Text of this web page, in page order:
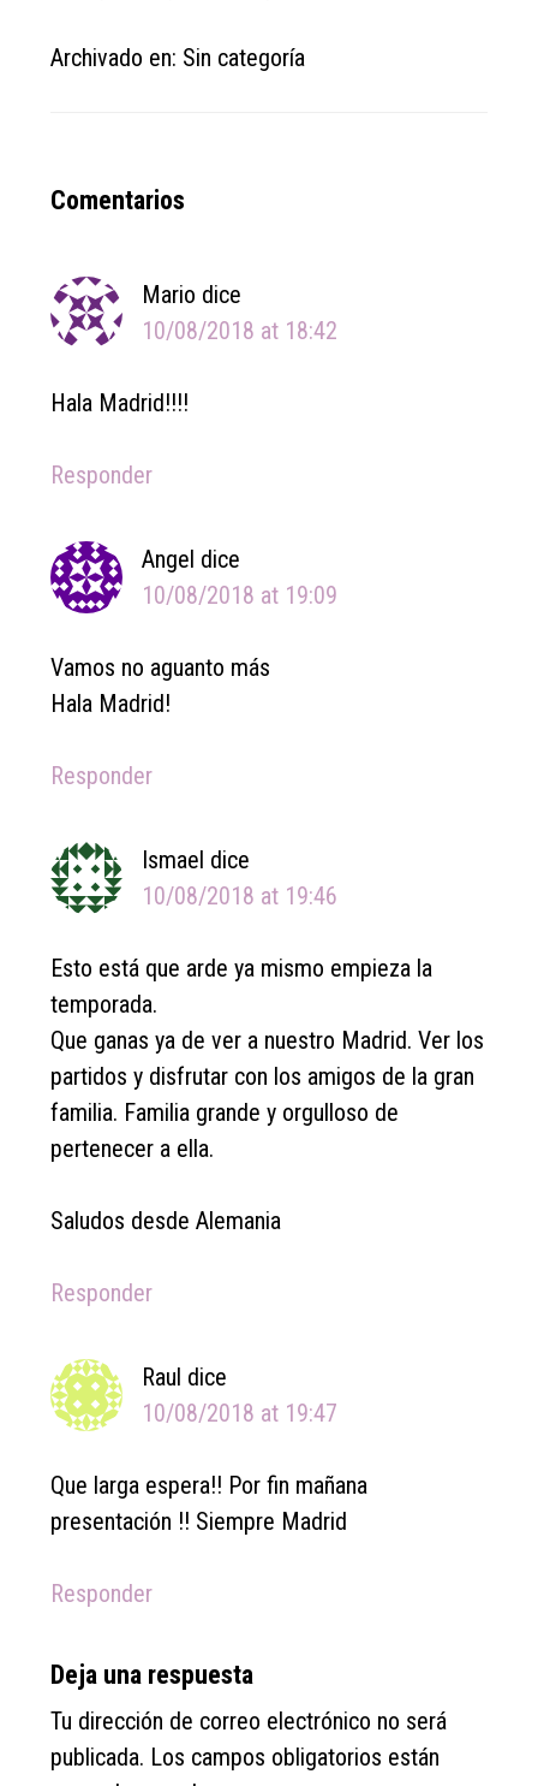
Archivado en: Sin categoría
Reader
Comentarios
Mario dice
10/08/2018 at 18:42
Hala Madrid!!!!
Responder
Angel dice
10/08/2018 at 19:09
Vamos no aguanto más
Hala Madrid!
Responder
Ismael dice
10/08/2018 at 19:46
Esto está que arde ya mismo empieza la
temporada.
Que ganas ya de ver a nuestro Madrid. Ver los
partidos y disfrutar con los amigos de la gran
familia. Familia grande y orgulloso de
pertenecer a ella.
Saludos desde Alemania
Responder
Raul dice
10/08/2018 at 19:47
Que larga espera!! Por fin mañana
presentación !! Siempre Madrid
Responder
Deja una respuesta
Tu dirección de correo electrónico no será
publicada. Los campos obligatorios están